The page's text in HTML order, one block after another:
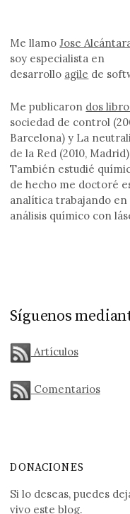
Me llamoJose
soy especialista en
desarrollo agile de
Me publicaron dos
sociedad de control
Barcelona) y La
de la Red (2010,
También estudié
de hecho me doctoré
analítica trabajando
análisis químico con
Síguenos
Artículos
Comentarios
DONACIONES
Si lo deseas, puedes
vivo este blog.